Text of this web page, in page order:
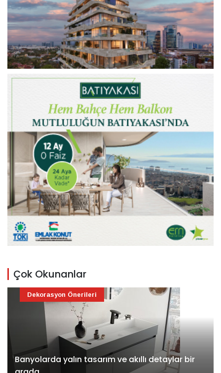
Çok Okunanlar
Banyolarda yalın tasarım ve akıllı detaylar bir
Dekorasyon Önerileri